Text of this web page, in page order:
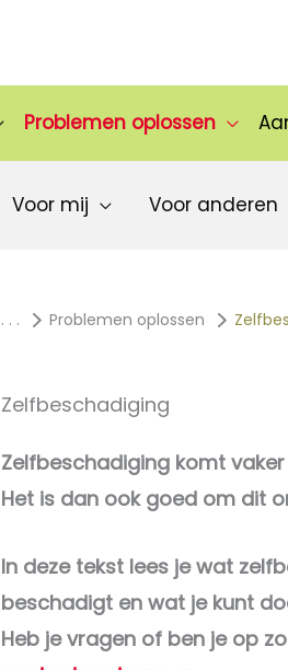
Problemen oplossen
Voor mij Voor anderen
. . . Problemen oplossen
Zelfbeschadiging
Zelfbeschadiging komt
Het is dan ook goed om dit
In deze tekst lees je wat
beschadigt en wat je kunt
Heb je vragen of ben je op